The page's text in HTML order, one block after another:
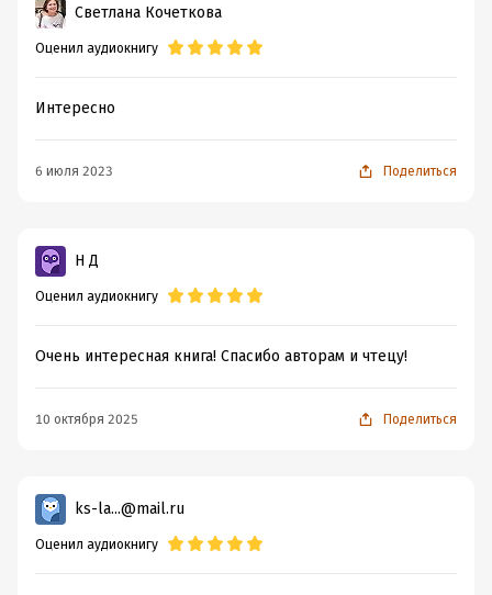
Светлана Кочеткова
Оценил аудиокнигу
Интересно
6 июля 2023 Поделиться
Н Д
Оценил аудиокнигу
Очень интересная книга! Спасибо авторам и чтецу!
10 октября 2025 Поделиться
ks-la...@mail.ru
Оценил аудиокнигу